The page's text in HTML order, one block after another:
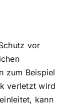
vor
zum Beispiel
verletzt wird
kann